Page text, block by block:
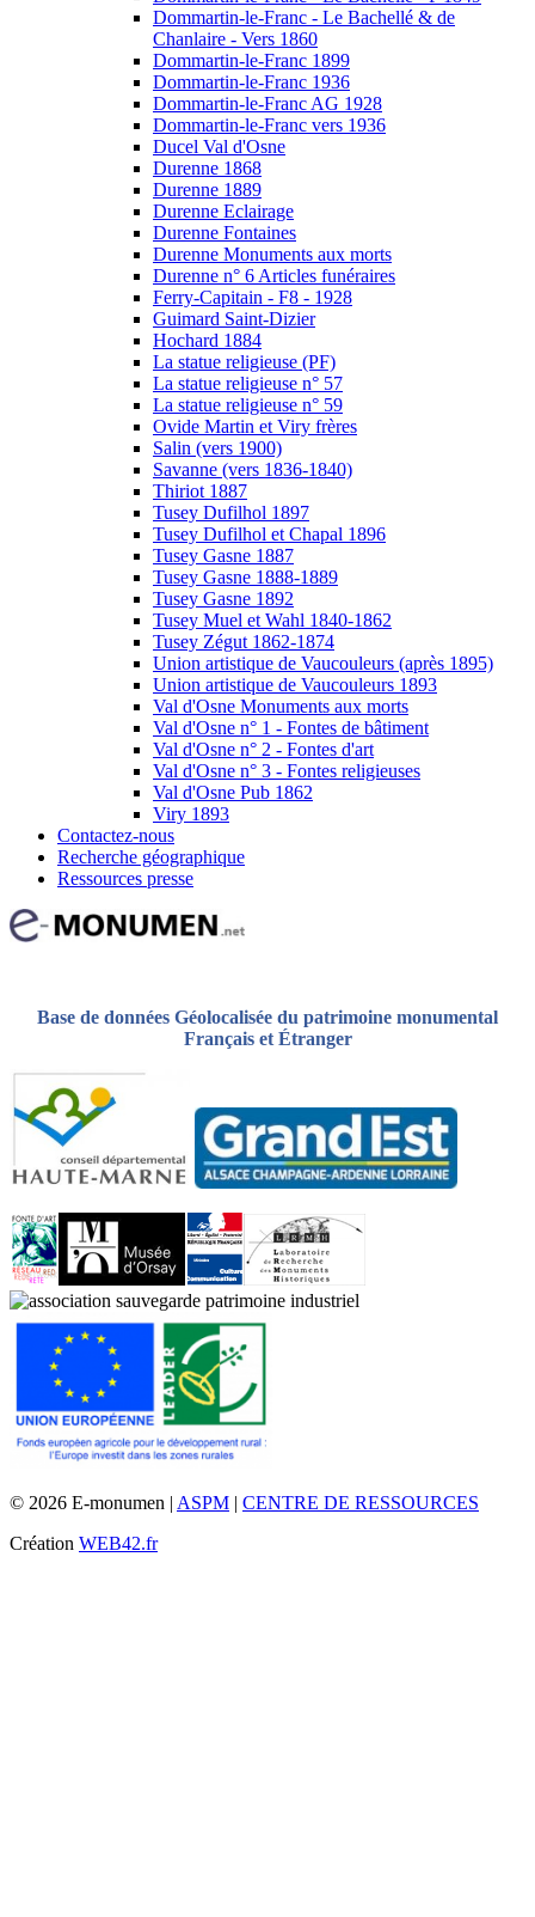
Dommartin-le-Franc - Le Bachellé & de
Chanlaire - Vers 1860
Dommartin-le-Franc 1899
Dommartin-le-Franc 1936
Dommartin-le-Franc AG 1928
Dommartin-le-Franc vers 1936
Ducel Val d'Osne
Durenne 1868
Durenne 1889
Durenne Eclairage
Durenne Fontaines
Durenne Monuments aux morts
Durenne n° 6 Articles funéraires
Ferry-Capitain - F8 - 1928
Guimard Saint-Dizier
Hochard 1884
La statue religieuse (PF)
La statue religieuse n° 57
La statue religieuse n° 59
Ovide Martin et Viry frères
Salin (vers 1900)
Savanne (vers 1836-1840)
Thiriot 1887
Tusey Dufilhol 1897
Tusey Dufilhol et Chapal 1896
Tusey Gasne 1887
Tusey Gasne 1888-1889
Tusey Gasne 1892
Tusey Muel et Wahl 1840-1862
Tusey Zégut 1862-1874
Union artistique de Vaucouleurs (après 1895)
Union artistique de Vaucouleurs 1893
Val d'Osne Monuments aux morts
Val d'Osne n° 1 - Fontes de bâtiment
Val d'Osne n° 2 - Fontes d'art
Val d'Osne n° 3 - Fontes religieuses
Val d'Osne Pub 1862
Viry 1893
Contactez-nous
Recherche géographique
Ressources presse
Base de données Géolocalisée du patrimoine monumental
Français et Étranger
© 2026 E-monumen | ASPM | CENTRE DE RESSOURCES
Création WEB42.fr